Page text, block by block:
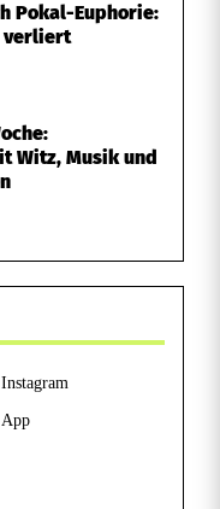
Pokal-Euphorie:
verliert
Witz, Musik und
Instagram
App